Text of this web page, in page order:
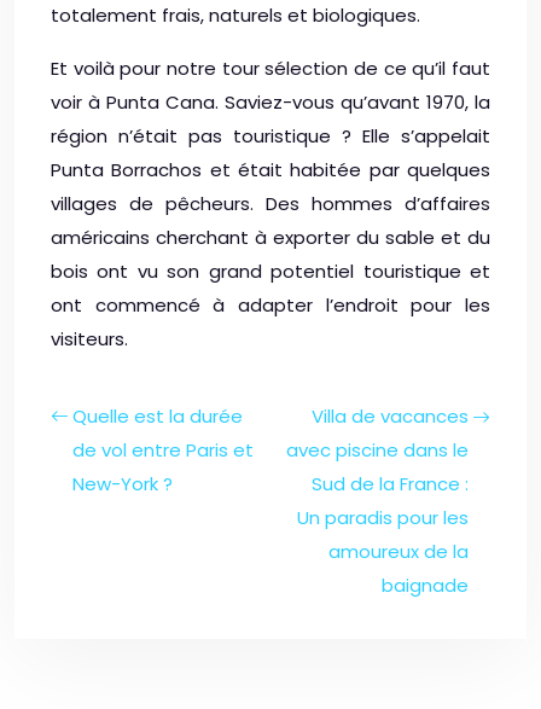
totalement frais, naturels et biologiques.
Et voilà pour notre tour sélection de ce qu’il faut
voir à Punta Cana. Saviez-vous qu’avant 1970, la
région n’était pas touristique ? Elle s’appelait
Punta Borrachos et était habitée par quelques
villages de pêcheurs. Des hommes d’affaires
américains cherchant à exporter du sable et du
bois ont vu son grand potentiel touristique et
ont commencé à adapter l’endroit pour les
visiteurs.
Quelle est la durée
de vol entre Paris et
New-York ?
Villa de vacances
avec piscine dans le
Sud de la France :
Un paradis pour les
amoureux de la
baignade